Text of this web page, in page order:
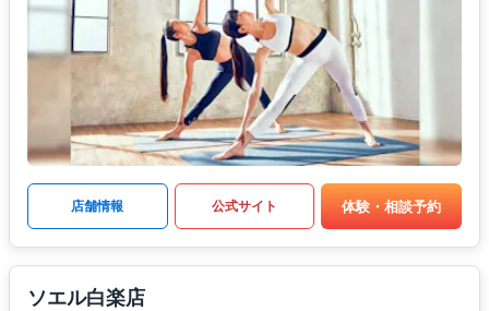
店舗情報 公式サイト 体験・相談予約
ソエル白楽店